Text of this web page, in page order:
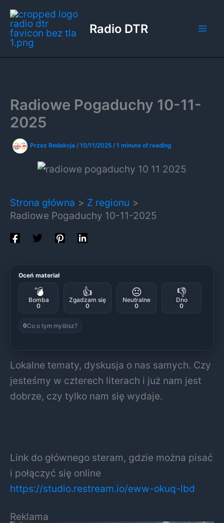
Przejdź
do
treści
Radio DTR
Radiowe Pogaduchy 10-11-
2025
Przez Redakcja /10/11/2025 /1 minute of reading
Strona główna
Z regionu
Radiowe Pogaduchy 10-11-2025
Oceń materiał
💣
Bomba
0
👍
Zgadzam się
0
😐
Neutralne
0
👎
Dno
0
0Co o tym myślisz?
Lokalne tematy, dyskusja o nas samych. Czy
jesteśmy w czterech literach i już nam jest
dobrze, czy tylko nam się wydaje.
Link do głównego steram, gdzie można pisać
i połączyć się online
https://studio.restream.io/eww-okuq-lbd
Reklama